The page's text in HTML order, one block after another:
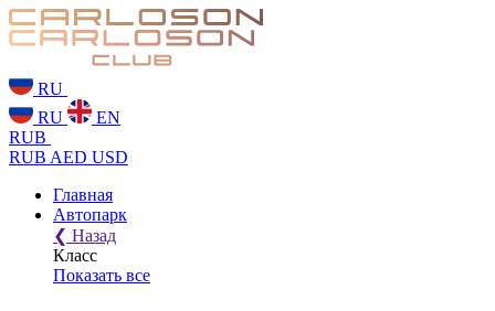
RU
RU
EN
RUB
RUB AED USD
Главная
Автопарк
❮ Назад
Класс
Показать все